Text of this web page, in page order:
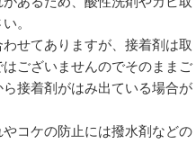
。
せてありますが、接着剤は取
ございませんのでそのままご
接着剤がはみ出ている場合が
コケの防止には撥水剤などの